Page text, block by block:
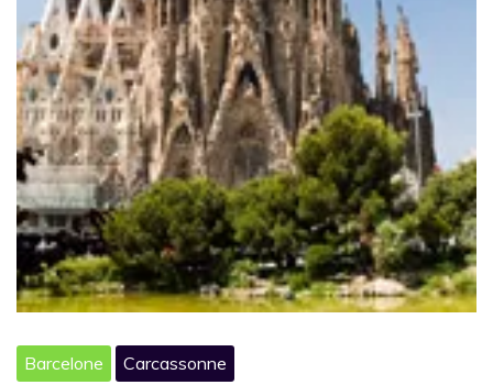
Barcelone Carcassonne